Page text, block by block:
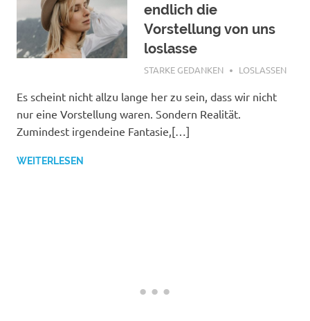
endlich die
Vorstellung von uns
loslasse
AUGUST 25, 2021
STARKE GEDANKEN LOSLASSEN
Es scheint nicht allzu lange her zu sein, dass wir nicht
nur eine Vorstellung waren. Sondern Realität.
Zumindest irgendeine Fantasie,[…]
WEITERLESEN